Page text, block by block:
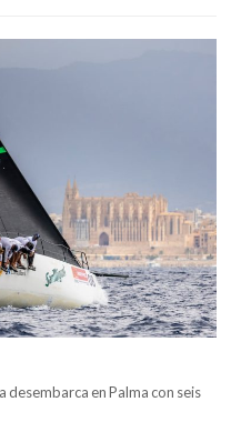
desembarca en Palma con seis